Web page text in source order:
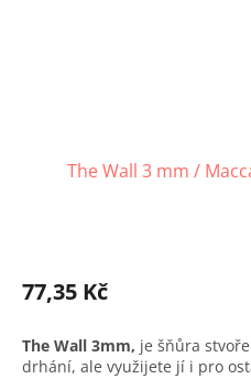
The Wall 3 mm /
77,35 Kč
The Wall 3mm, je šňůra
drhání, ale využijete jí i pro